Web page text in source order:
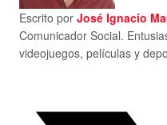
Escrito por José Ignacio
Comunicador Social.
videojuegos, películas y